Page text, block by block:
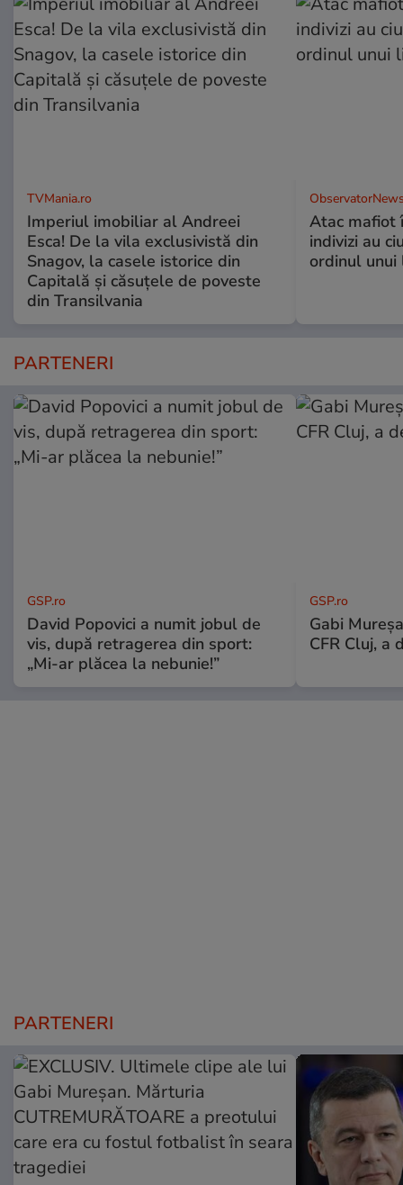
TVMania.ro
Imperiul imobiliar al Andreei
Esca! De la vila exclusivistă din
Snagov, la casele istorice din
Capitală și căsuțele de poveste
din Transilvania
Atac mafiot
indivizi au
ordinul
PARTENERI
GSP.ro
David Popovici a numit jobul de
vis, după retragerea din sport:
„Mi-ar plăcea la nebunie!”
GSP.ro
Gabi
CFR Cluj, a
PARTENERI